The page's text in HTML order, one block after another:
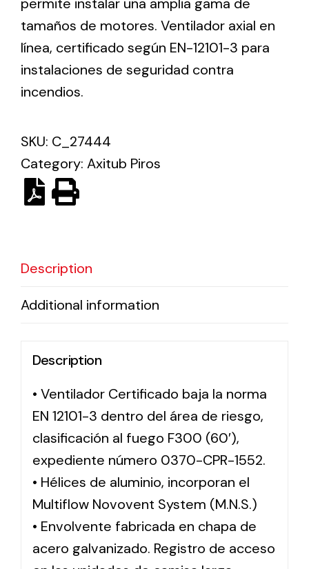
Iluminación Solar
de necesidades.
Solar lighting
Variety of solar solutions for all kinds of needs.
tamaños de motores. Ventilador axial en
línea, certificado según EN-12101-3 para
instalaciones de seguridad contra
incendios.
SKU: C_27444
Category: Axitub Piros
Description
Additional information
Description
• Ventilador Certificado baja la norma
EN 12101-3 dentro del área de riesgo,
clasificación al fuego F300 (60′),
expediente número 0370-CPR-1552.
• Hélices de aluminio, incorporan el
Multiflow Novovent System (M.N.S.)
• Envolvente fabricada en chapa de
acero galvanizado. Registro de acceso